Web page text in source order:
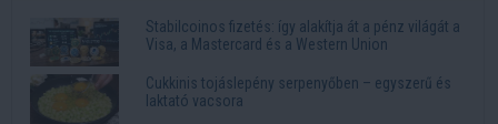
Stabilcoinos fizetés: így alakítja át a pénz világát a
Visa, a Mastercard és a Western Union
Cukkinis tojáslepény serpenyőben – egyszerű és
laktató vacsora